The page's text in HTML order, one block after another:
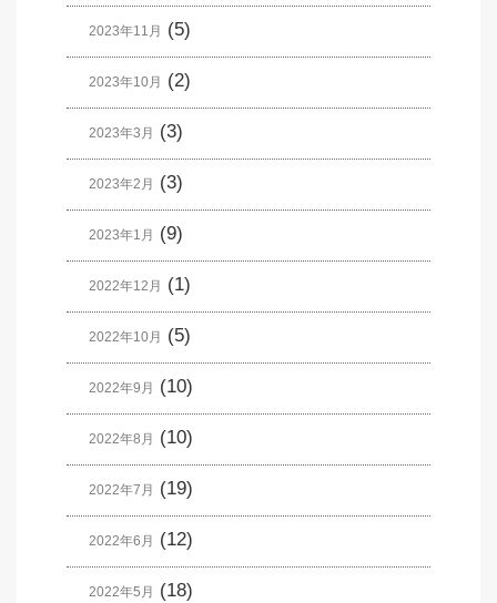
2023年11月 (5)
2023年10月 (2)
2023年3月 (3)
2023年2月 (3)
2023年1月 (9)
2022年12月 (1)
2022年10月 (5)
2022年9月 (10)
2022年8月 (10)
2022年7月 (19)
2022年6月 (12)
2022年5月 (18)